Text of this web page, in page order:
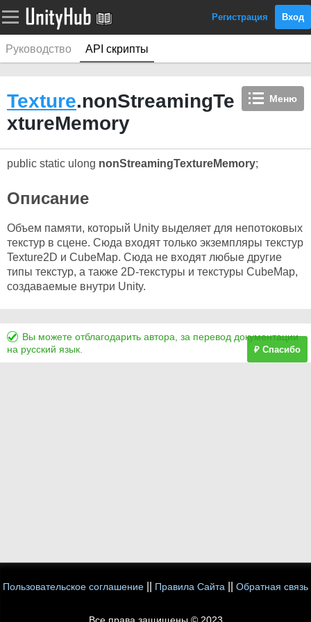
Регистрация Вход
Руководство API скрипты
Меню
Texture.nonStreamingTe
xtureMemory
public static ulong nonStreamingTextureMemory;
Описание
Объем памяти, который Unity выделяет для непотоковых
текстур в сцене. Сюда входят только экземпляры текстур
Texture2D и CubeMap. Сюда не входят любые другие
типы текстур, а также 2D-текстуры и текстуры CubeMap,
создаваемые внутри Unity.
Вы можете отблагодарить автора, за перевод документации
на русский язык.
₽ Спасибо
Пользовательское соглашение Правила Сайта Обратная связь